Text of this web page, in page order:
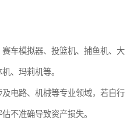
车模拟器、投篮机、捕鱼机、大
、玛莉机等。
电路、机械等专业领域，若自行
不准确导致资产损失。